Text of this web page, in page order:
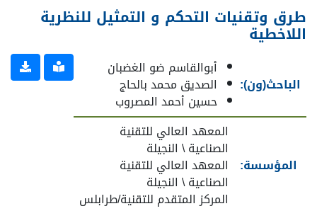
طرق وتقنيات التحكم و التمثيل للنظرية
اللاخطية
الباحث(ون):
أبوالقاسم ضو الغضبان
الصديق محمد بالحاج
حسين أحمد المصروب
المؤسسة:
المعهد العالي للتقنية
الصناعية \ النجيلة
المعهد العالي للتقنية
الصناعية \ النجيلة
المركز المتقدم للتقنية/طرابلس